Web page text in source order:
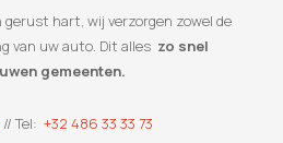
hart, wij verzorgen zowel de
van uw auto. Dit alles zo snel
gemeenten.
// Tel: +32 486 33 33 73